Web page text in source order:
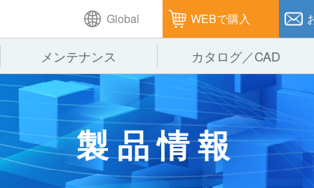
Global WEBで購入
GTPシステム
ピッキングシステム
製造
通販
メンテナンス カタログ／CAD
企業理念
オークラグループ
製品情報